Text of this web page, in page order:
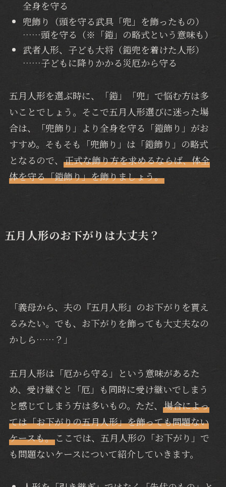
全身を守る
兜飾り（頭を守る武具「兜」を飾ったもの）
……頭を守る（※「鎧」の略式という意味も）
武者人形、子ども大将（鎧兜を着けた人形）
……子どもに降りかかる災厄から守る
五月人形を選ぶ時に、「鎧」「兜」で悩む方は多
いことでしょう。そこで五月人形選びに迷った場
合は、「兜飾り」より全身を守る「鎧飾り」がお
すすめ。そもそも「兜飾り」は「鎧飾り」の略式
となるので、 正式な飾り方を求めるならば、体全
体を守る「鎧飾り」を飾りましょう。
五月人形のお下がりは大丈夫？
「義母から、夫の『五月人形』のお下がりを貰え
るみたい。でも、お下がりを飾っても大丈夫なの
かしら……？」
五月人形は「厄から守る」という意味があるた
め、受け継ぐと「厄」も同時に受け継いでしまう
と感じてしまう方は多いもの。ただ、 場合によっ
ては「お下がりの五月人形」を飾っても問題ない
ケースも。ここでは、五月人形の「お下がり」で
も問題ないケースについて紹介していきます。